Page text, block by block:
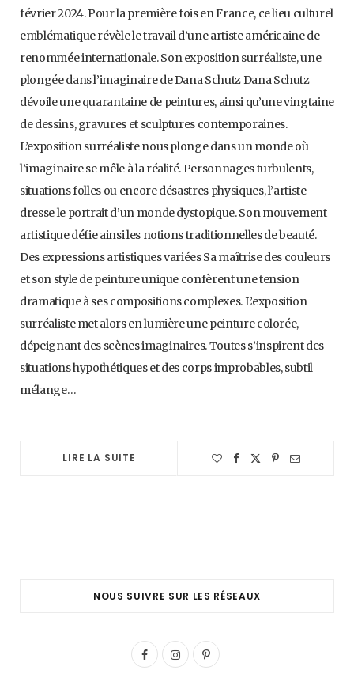
février 2024. Pour la première fois en France, ce lieu culturel
emblématique révèle le travail d’une artiste américaine de
renommée internationale. Son exposition surréaliste, une
plongée dans l’imaginaire de Dana Schutz Dana Schutz
dévoile une quarantaine de peintures, ainsi qu’une vingtaine
de dessins, gravures et sculptures contemporaines.
L’exposition surréaliste nous plonge dans un monde où
l’imaginaire se mêle à la réalité. Personnages turbulents,
situations folles ou encore désastres physiques, l’artiste
dresse le portrait d’un monde dystopique. Son mouvement
artistique défie ainsi les notions traditionnelles de beauté.
Des expressions artistiques variées Sa maîtrise des couleurs
et son style de peinture unique confèrent une tension
dramatique à ses compositions complexes. L’exposition
surréaliste met alors en lumière une peinture colorée,
dépeignant des scènes imaginaires. Toutes s’inspirent des
situations hypothétiques et des corps improbables, subtil
mélange…
LIRE LA SUITE
NOUS SUIVRE SUR LES RÉSEAUX
F
I
P